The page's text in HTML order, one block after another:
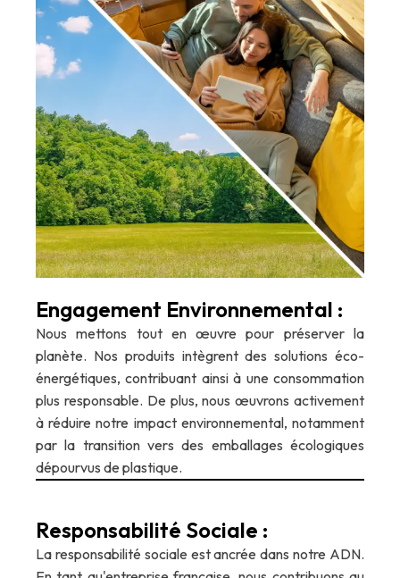
Engagement Environnemental :
Nous mettons tout en œuvre pour préserver la
planète. Nos produits intègrent des solutions éco-
énergétiques, contribuant ainsi à une consommation
plus responsable. De plus, nous œuvrons activement
à réduire notre impact environnemental, notamment
par la transition vers des emballages écologiques
dépourvus de plastique.
Responsabilité Sociale :
La responsabilité sociale est ancrée dans notre ADN.